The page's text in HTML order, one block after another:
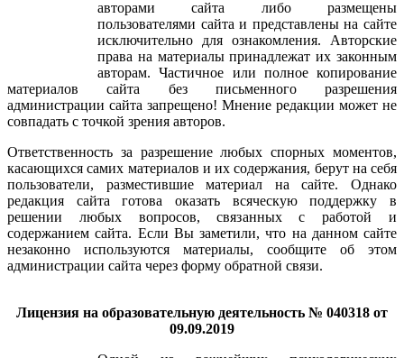
авторами сайта либо размещены
пользователями сайта и представлены на сайте
исключительно для ознакомления. Авторские
права на материалы принадлежат их законным
авторам. Частичное или полное копирование
материалов сайта без письменного разрешения
администрации сайта запрещено! Мнение редакции может не
совпадать с точкой зрения авторов.
Ответственность за разрешение любых спорных моментов,
касающихся самих материалов и их содержания, берут на себя
пользователи, разместившие материал на сайте. Однако
редакция сайта готова оказать всяческую поддержку в
решении любых вопросов, связанных с работой и
содержанием сайта. Если Вы заметили, что на данном сайте
незаконно используются материалы, сообщите об этом
администрации сайта через форму обратной связи.
Лицензия на образовательную деятельность № 040318 от
09.09.2019